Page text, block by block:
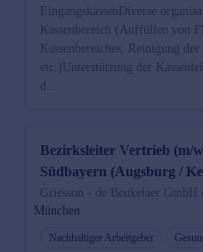
EingangskassenDiverse
Kassenbereich (Auffüllen von
Kassenbereiches, Reinigung
etc.)Unterstützung der
d...
Bezirksleiter Vertrieb (m/
Südbayern (Augsburg /
Griesson - de Beukelaer
München
Nachhaltiger Arbeitgeber